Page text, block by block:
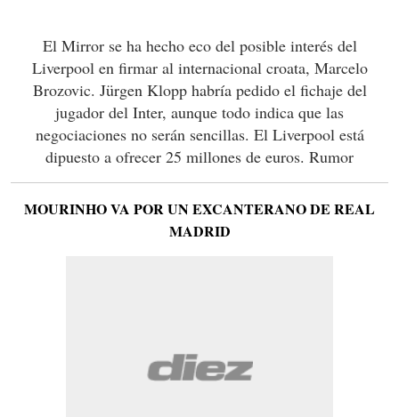
El Mirror se ha hecho eco del posible interés del
Liverpool en firmar al internacional croata, Marcelo
Brozovic. Jürgen Klopp habría pedido el fichaje del
jugador del Inter, aunque todo indica que las
negociaciones no serán sencillas. El Liverpool está
dipuesto a ofrecer 25 millones de euros. Rumor
MOURINHO VA POR UN EXCANTERANO DE REAL
MADRID